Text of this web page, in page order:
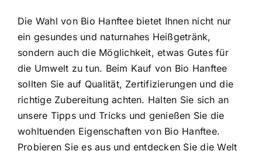
Die Wahl von Bio Hanftee bietet Ihnen nicht nur
ein gesundes und naturnahes Heißgetränk,
sondern auch die Möglichkeit, etwas Gutes für
die Umwelt zu tun. Beim Kauf von Bio Hanftee
sollten Sie auf Qualität, Zertifizierungen und die
richtige Zubereitung achten. Halten Sie sich an
unsere Tipps und Tricks und genießen Sie die
wohltuenden Eigenschaften von Bio Hanftee.
Probieren Sie es aus und entdecken Sie die Welt